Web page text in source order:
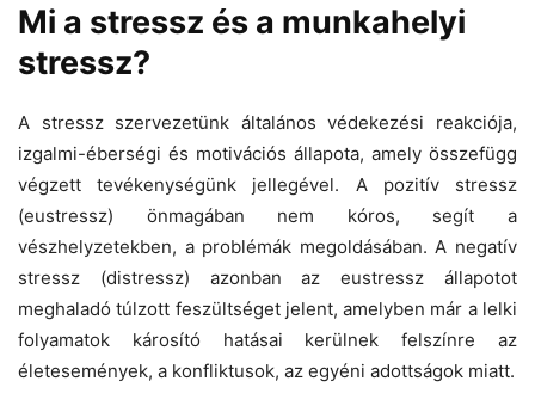
Mi a stressz és a munkahelyi
stressz?
A stressz szervezetünk általános védekezési reakciója,
izgalmi-éberségi és motivációs állapota, amely összefügg
végzett tevékenységünk jellegével. A pozitív stressz
(eustressz) önmagában nem kóros, segít a
vészhelyzetekben, a problémák megoldásában. A negatív
stressz (distressz) azonban az eustressz állapotot
meghaladó túlzott feszültséget jelent, amelyben már a lelki
folyamatok károsító hatásai kerülnek felszínre az
életesemények, a konfliktusok, az egyéni adottságok miatt.